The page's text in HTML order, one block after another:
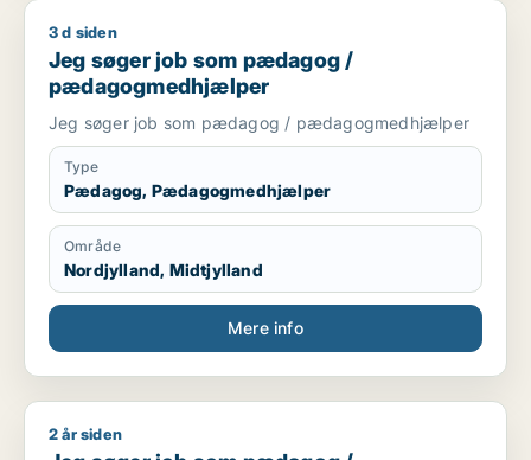
Jeg søger job som pædagog / pædagogmedhjælper
3 d siden
Jeg søger job som pædagog /
pædagogmedhjælper
Jeg søger job som pædagog / pædagogmedhjælper
Type
Pædagog, Pædagogmedhjælper
Område
Nordjylland, Midtjylland
Mere info
Jeg søger job som pædagog / pædagogmedhjælper /
2 år siden